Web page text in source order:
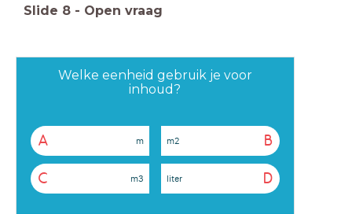
Slide 8 - Open vraag
Welke eenheid gebruik je voor
inhoud?
A m B
m2
C m3 D
liter